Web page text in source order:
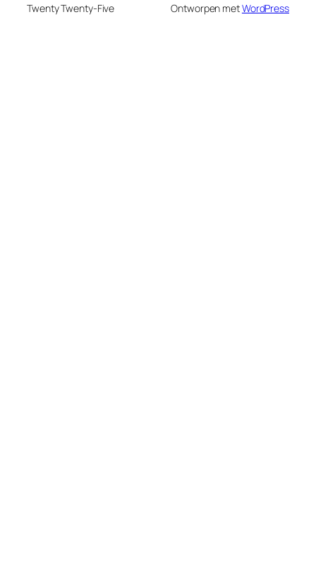
Twenty Twenty-Five Ontworpen metWordPress